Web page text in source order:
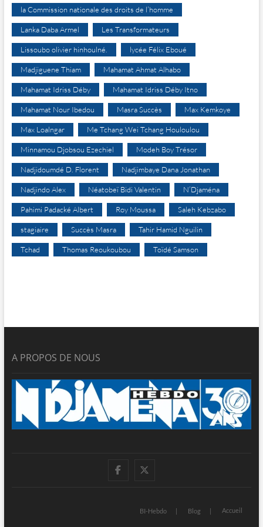
la Commission nationale des droits de l’homme
Lanka Daba Armel Les Transformateurs
Lissoubo olivier hinhoulné. lycée Félix Eboué
Madjiguene Thiam Mahamat Ahmat Alhabo
Mahamat Idriss Déby Mahamat Idriss Déby Itno
Mahamat Nour Ibedou Masra Succès Max Kemkoye
Max Loalngar Me Tchang Wei Tchang Houloulou
Minnamou Djobsou Ezechiel Modeh Boy Trésor
Nadjidoumdé D. Florent Nadjimbaye Dana Jonathan
Nadjindo Alex Néatobeï Bidi Valentin N’Djaména
Pahimi Padacké Albert Roy Moussa Saleh Kebzabo
stagiaire Succès Masra Tahir Hamid Nguilin
Tchad Thomas Reoukoubou Toïdé Samson
A PROPOS DE NOUS
facebook
BI-Hebdo Blog Accueil